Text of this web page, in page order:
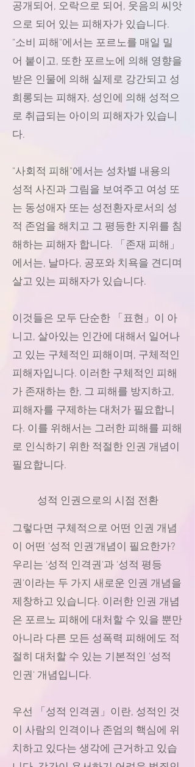
공개되어, 오락으로 되어, 웃음의 씨앗
으로 되어 있는 피해자가 있습니다.
"소비 피해"에서는 포르노를 매일 밀
어 붙이고, 또한 포르노에 의해 영향을
받은 인물에 의해 실제로 강간되고 성
희롱되는 피해자, 성인에 의해 성적으
로 취급되는 아이의 피해자가 있습니
다.
"사회적 피해"에서는 성차별 내용의
성적 사진과 그림을 보여주고 여성 또
는 동성애자 또는 성전환자로서의 성
적 존엄을 해치고 그 평등한 지위를 침
해하는 피해자 합니다. 「존재 피해」
에서는, 날마다, 공포와 치욕을 견디며
살고 있는 피해자가 있습니다.
이것들은 모두 단순한 「표현」이 아
니고, 살아있는 인간에 대해서 일어나
고 있는 구체적인 피해이며, 구체적인
피해자입니다. 이러한 구체적인 피해
가 존재하는 한, 그 피해를 방지하고,
피해자를 구제하는 대처가 필요합니
다. 이를 위해서는 그러한 피해를 피해
로 인식하기 위한 적절한 인권 개념이
필요합니다.
성적 인권으로의 시점 전환
그렇다면 구체적으로 어떤 인권 개념
이 어떤 '성적 인권'개념이 필요한가?
우리는 '성적 인격권'과 '성적 평등
권'이라는 두 가지 새로운 인권 개념을
제창하고 있습니다. 이러한 인권 개념
은 포르노 피해에 대처할 수 있을 뿐만
아니라 다른 모든 성폭력 피해에도 적
절히 대처할 수 있는 기본적인 '성적
인권' 개념입니다.
우선 「성적 인격권」이란, 성적인 것
이 사람의 인격이나 존엄의 핵심에 위
치하고 있다는 생각에 근거하고 있습